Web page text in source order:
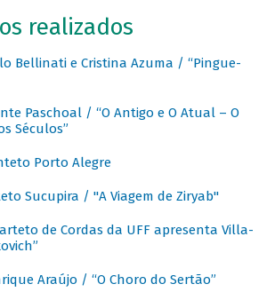
realizados
Bellinati e Cristina Azuma / “Pingue-
Paschoal / “O Antigo e O Atual – O
Séculos”
Porto Alegre
Sucupira / "A Viagem de Ziryab"
de Cordas da UFF apresenta Villa-
Araújo / “O Choro do Sertão”